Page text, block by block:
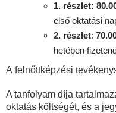
1. részlet:
első oktatási
2. részlet: 70
hetében
A felnőttképzési
A tanfolyam díja
oktatás költségét, és a